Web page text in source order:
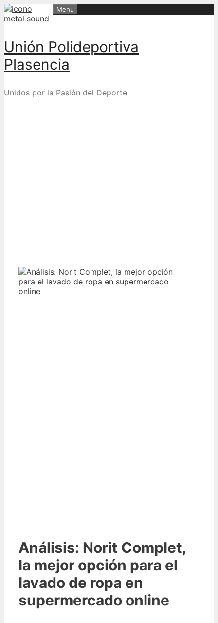
Skip
to
Unión Polideportiva
Plasencia
Unidos por la Pasión del Deporte
Menu
Análisis: Norit Complet,
la mejor opción para el
lavado de ropa en
supermercado online